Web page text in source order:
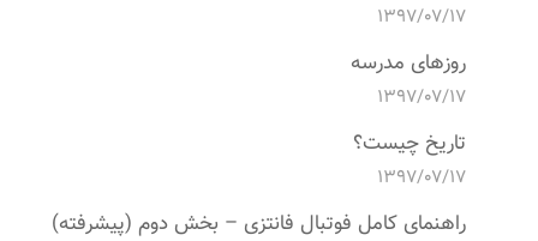
۱۳۹۷/۰۷/۱۷
روزهای مدرسه
۱۳۹۷/۰۷/۱۷
تاریخ چیست؟
۱۳۹۷/۰۷/۱۷
راهنمای کامل فوتبال فانتزی – بخش دوم (پیشرفته)